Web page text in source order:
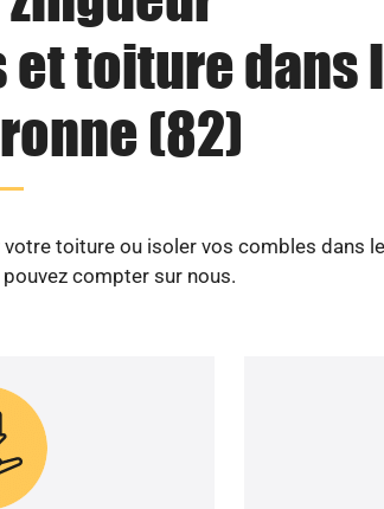
toiture dans
(82)
toiture ou isoler vos combles dans
compter sur nous.